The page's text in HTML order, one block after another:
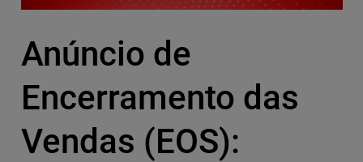
Anúncio de
Encerramento das
Vendas (EOS):